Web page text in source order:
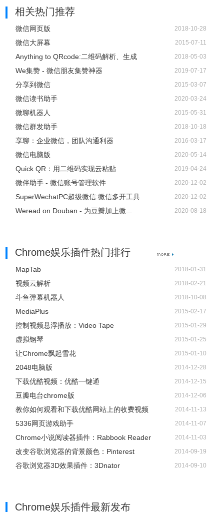
相关热门推荐
微信网页版 2018-10-28
微信大屏幕 2015-07-11
Anything to QRcode:二维码解析、生成 2018-05-03
We集赞 - 微信朋友集赞神器 2019-07-17
分享到微信 2015-03-07
微信读书助手 2020-03-24
微聊机器人 2015-05-31
微信群发助手 2018-10-18
享聊：企业微信，团队沟通利器 2016-03-17
微信电脑版 2020-05-14
Quick QR：用二维码实现云粘贴 2019-04-24
微伴助手 - 微信账号管理软件 2020-12-02
SuperWechatPC超级微信:微信多开工具 2020-12-02
Weread on Douban - 为豆瓣加上微... 2020-08-18
Chrome娱乐插件热门排行
MapTab 2018-01-31
视频云解析 2018-02-21
斗鱼弹幕机器人 2018-10-08
MediaPlus 2015-02-17
控制视频悬浮播放：Video Tape 2015-01-29
虚拟钢琴 2015-01-25
让Chrome飘起雪花 2015-01-10
2048电脑版 2014-12-28
下载优酷视频：优酷一键通 2014-12-15
豆瓣电台chrome版 2014-12-06
教你如何观看和下载优酷网站上的收费视频 2014-11-13
5336网页游戏助手 2014-11-07
Chrome小说阅读器插件：Rabbook Reader 2014-11-03
改变谷歌浏览器的背景颜色：Pinterest 2014-09-19
谷歌浏览器3D效果插件：3Dnator 2014-09-10
Chrome娱乐插件最新发布